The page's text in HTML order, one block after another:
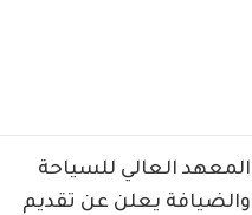
المعهد العالي للسياحة
والضيافة يعلن عن تقديم